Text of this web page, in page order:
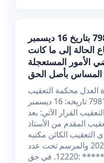
قرار تعقيبي عدد 79813 بتاريخ 16 ديسمبر
الحالة إلى ما كانت
الأمور المستعجلة
المساس بأصل الحق
العدل محكمة التعقيب
الحمد لله، القرار عدد 79813 تاريخه: 16 ديسمبر
القرار الآتي: بعد
المقدم من الأستاذ
الكائن مكتبه
ب***** بتاريخ 4 ديسمبر 2024 والمرسم تحت عدد
12220. في حق: *****